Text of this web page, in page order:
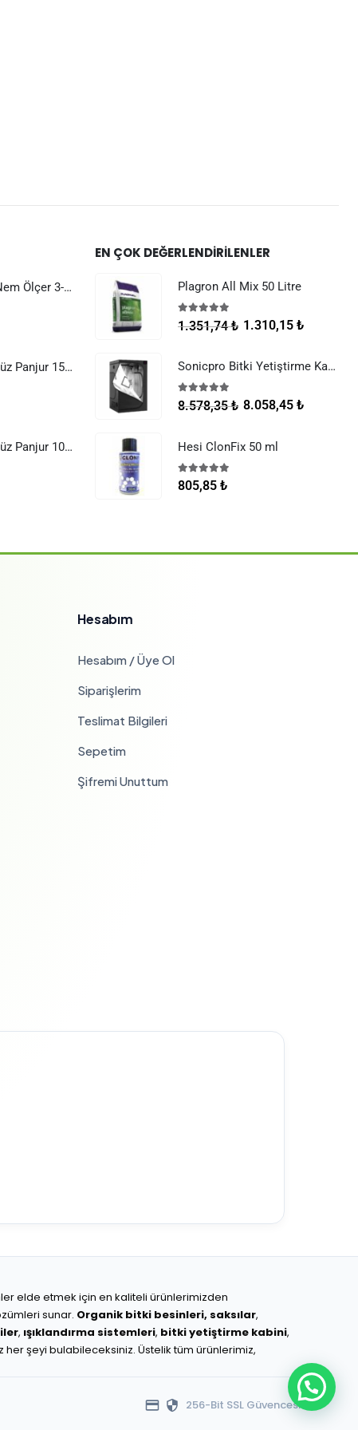
Dijital Sıcaklık Nem Ölçer 3-1 Sensör Kablolu
Raksan Smart Düz Panjur 150 mm Sinek Telli
Raksan Smart Düz Panjur 100 mm Sinek Telli
EN ÇOK DEĞERLENDIRILENLER
Plagron All Mix 50 Litre
5.005 üzerinden
1.351,74₺ 1.310,15 ₺
Sonicpro Bitki Yetiştirme Kabini 100x100x200
5.005 üzerinden
8.578,35₺ 8.058,45 ₺
Hesi ClonFix 50 ml
5.00 5 üzerinden
805,85 ₺
Hesabım
Hesabım / Üye Ol
Siparişlerim
Teslimat Bilgileri
Sepetim
Şifremi Unuttum
elde etmek için en kaliteli ürünlerimizden
sunar. Organik bitki besinleri, saksılar,
, ışıklandırma sistemleri, bitki yetiştirme kabini,
şeyi bulabileceksiniz. Üstelik tüm ürünlerimiz,
256-Bit SSL Güvencesi